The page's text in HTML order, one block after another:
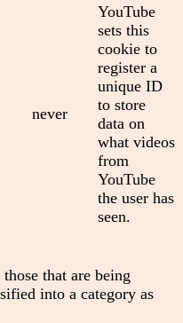
never
YouTube
sets this
cookie to
register a
unique ID
to store
data on
what videos
from
YouTube
the user has
seen.
that are being
into a category as